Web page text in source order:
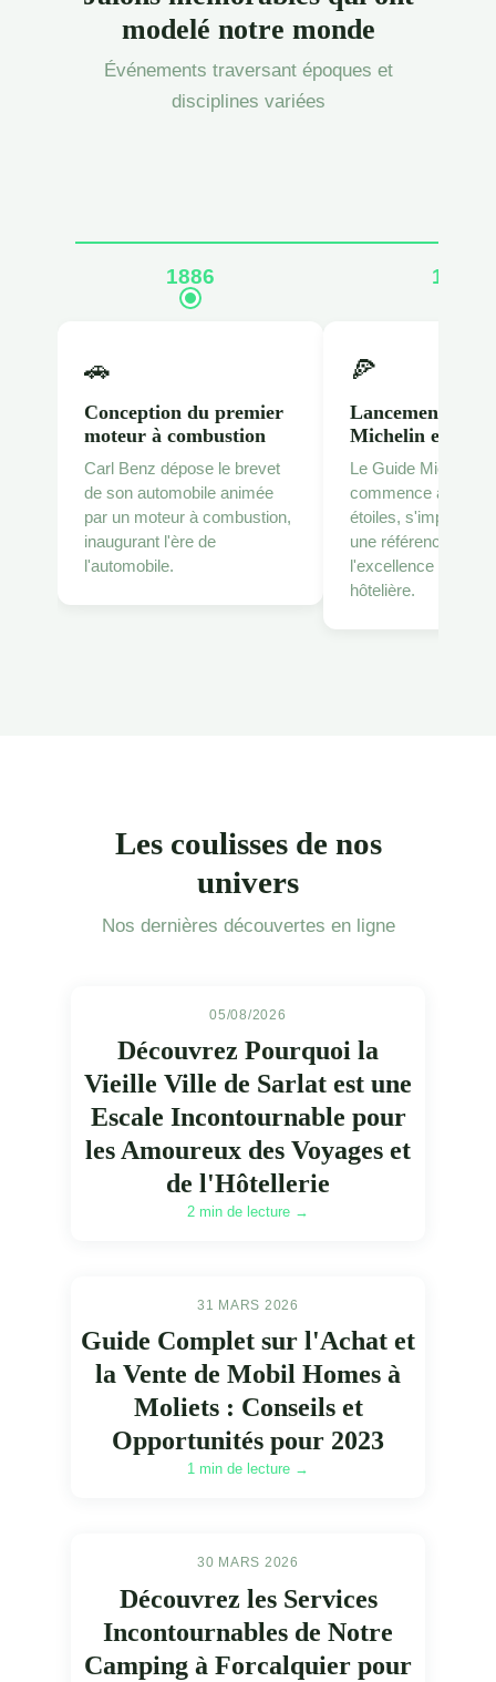
modelé notre monde
Événements traversant époques et
disciplines variées
1886
🚗
Conception du premier
moteur à combustion
Carl Benz dépose le brevet
de son automobile animée
par un moteur à combustion,
inaugurant l'ère de
l'automobile.
1925
🍕
Lancement du
Michelin en
Le Guide Michelin
commence à
étoiles, s'imposant
une référence pour
l'excellence
hôtelière.
Les coulisses de nos
univers
Nos dernières découvertes en ligne
05/08/2026
Découvrez Pourquoi la
Vieille Ville de Sarlat est une
Escale Incontournable pour
les Amoureux des Voyages et
de l'Hôtellerie
2 min de lecture →
31 MARS 2026
Guide Complet sur l'Achat et
la Vente de Mobil Homes à
Moliets : Conseils et
Opportunités pour 2023
1 min de lecture →
30 MARS 2026
Découvrez les Services
Incontournables de Notre
Camping à Forcalquier pour